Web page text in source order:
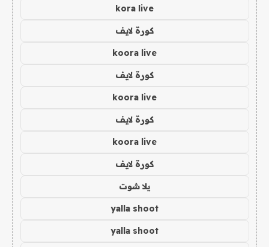
kora live
كورة لايف
koora live
كورة لايف
koora live
كورة لايف
koora live
كورة لايف
يلا شوت
yalla shoot
yalla shoot